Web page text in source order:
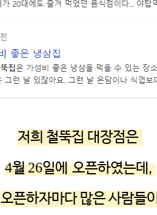
저희 철뚝집 대장점은
4월26일에오픈하였는데,
오픈하자마다 많은 사람들이